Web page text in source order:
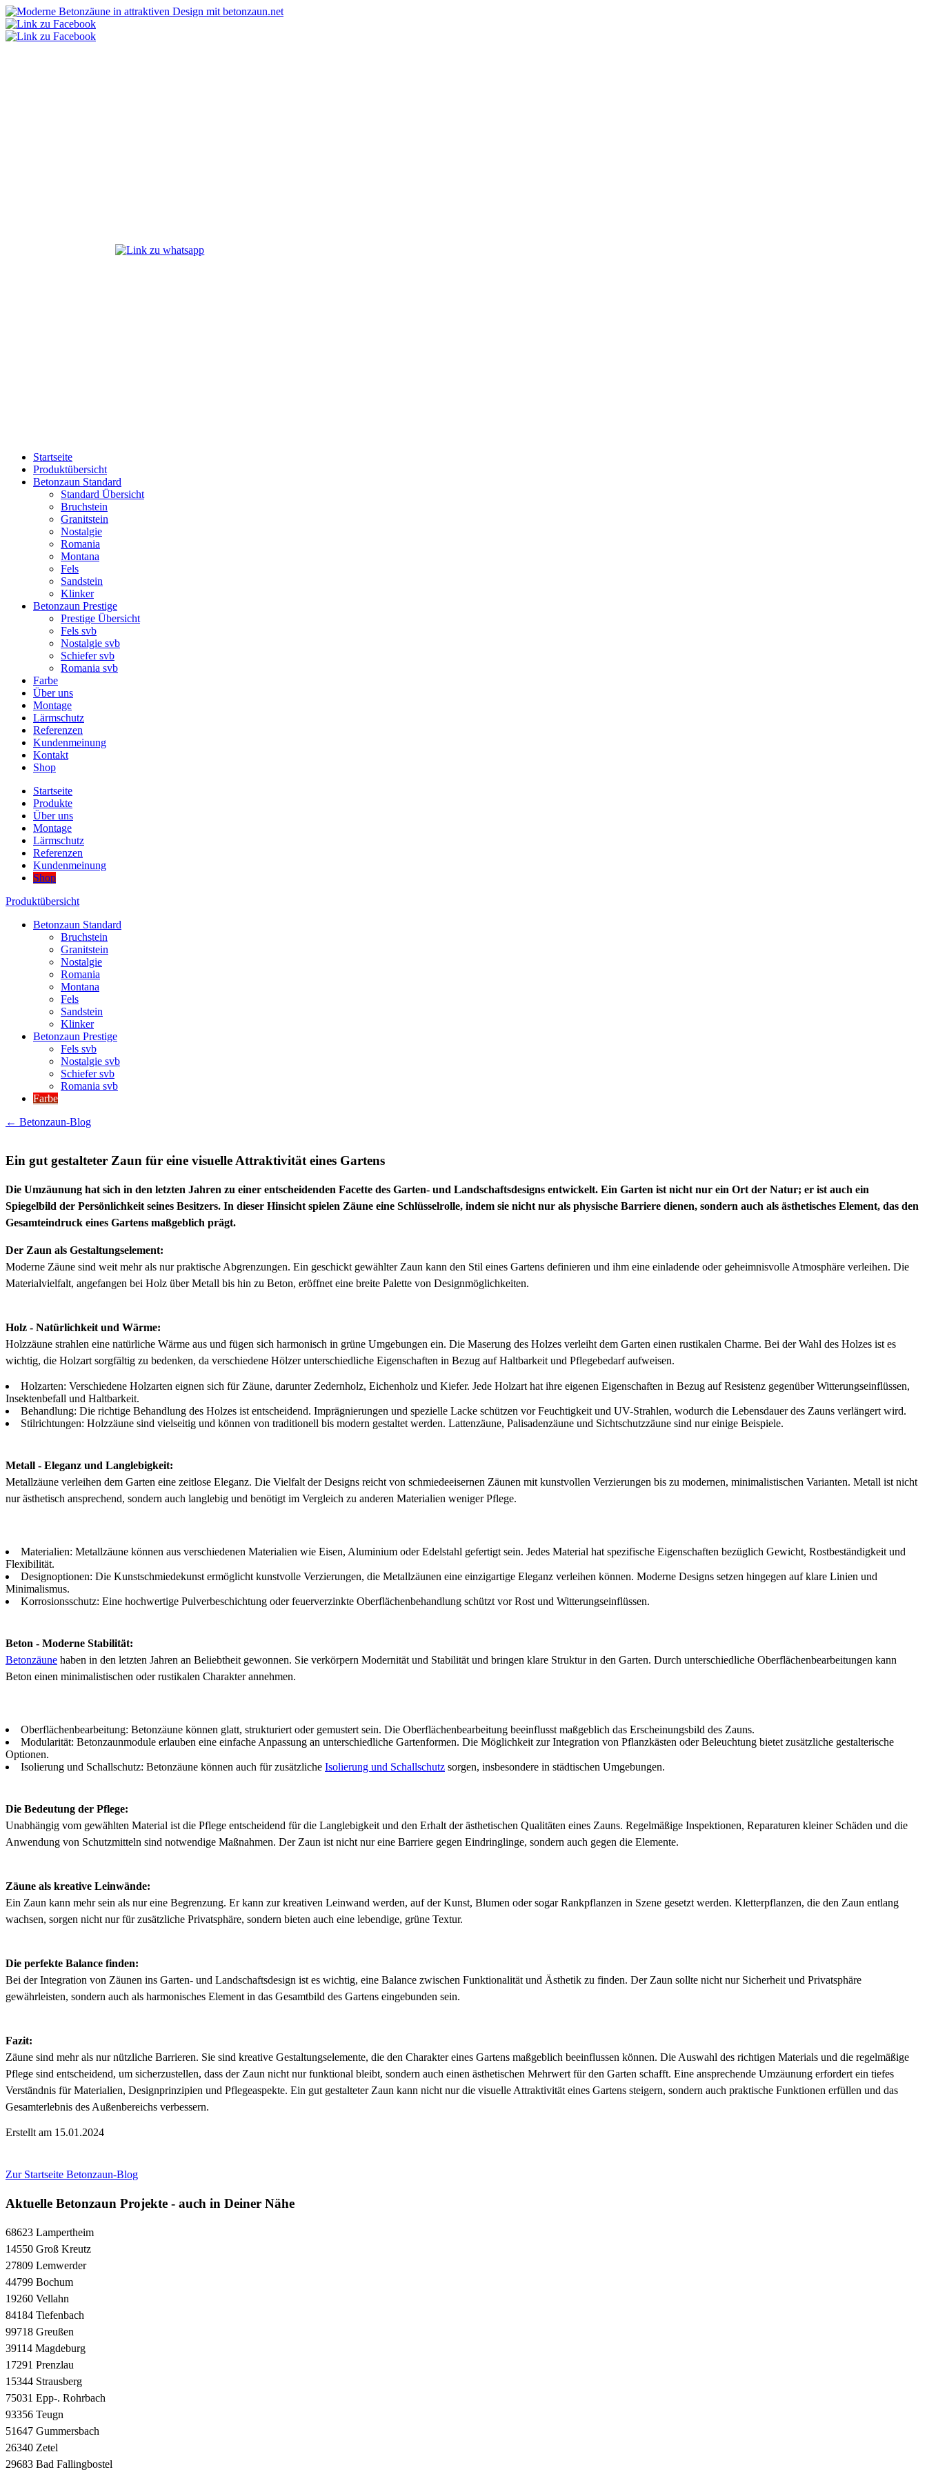
Startseite
Produktübersicht
Betonzaun Standard
Standard Übersicht
Bruchstein
Granitstein
Nostalgie
Romania
Montana
Fels
Sandstein
Klinker
Betonzaun Prestige
Prestige Übersicht
Fels svb
Nostalgie svb
Schiefer svb
Romania svb
Farbe
Über uns
Montage
Lärmschutz
Referenzen
Kundenmeinung
Kontakt
Shop
Startseite
Produkte
Über uns
Montage
Lärmschutz
Referenzen
Kundenmeinung
Shop
Produktübersicht
Betonzaun Standard
Bruchstein
Granitstein
Nostalgie
Romania
Montana
Fels
Sandstein
Klinker
Betonzaun Prestige
Fels svb
Nostalgie svb
Schiefer svb
Romania svb
Farbe
← Betonzaun-Blog
Ein gut gestalteter Zaun für eine visuelle Attraktivität eines Gartens
Die Umzäunung hat sich in den letzten Jahren zu einer entscheidenden Facette des Garten- und Landschaftsdesigns entwickelt. Ein Garten ist nicht nur ein Ort der Natur; er ist auch ein
Spiegelbild der Persönlichkeit seines Besitzers. In dieser Hinsicht spielen Zäune eine Schlüsselrolle, indem sie nicht nur als physische Barriere dienen, sondern auch als ästhetisches Element, das den
Gesamteindruck eines Gartens maßgeblich prägt.
Der Zaun als Gestaltungselement:
Moderne Zäune sind weit mehr als nur praktische Abgrenzungen. Ein geschickt gewählter Zaun kann den Stil eines Gartens definieren und ihm eine einladende oder geheimnisvolle Atmosphäre verleihen. Die
Materialvielfalt, angefangen bei Holz über Metall bis hin zu Beton, eröffnet eine breite Palette von Designmöglichkeiten.
Holz - Natürlichkeit und Wärme:
Holzzäune strahlen eine natürliche Wärme aus und fügen sich harmonisch in grüne Umgebungen ein. Die Maserung des Holzes verleiht dem Garten einen rustikalen Charme. Bei der Wahl des Holzes ist es
wichtig, die Holzart sorgfältig zu bedenken, da verschiedene Hölzer unterschiedliche Eigenschaften in Bezug auf Haltbarkeit und Pflegebedarf aufweisen.
Holzarten: Verschiedene Holzarten eignen sich für Zäune, darunter Zedernholz, Eichenholz und Kiefer. Jede Holzart hat ihre eigenen Eigenschaften in Bezug auf Resistenz gegenüber Witterungseinflüssen,
Insektenbefall und Haltbarkeit.
Behandlung: Die richtige Behandlung des Holzes ist entscheidend. Imprägnierungen und spezielle Lacke schützen vor Feuchtigkeit und UV-Strahlen, wodurch die Lebensdauer des Zauns verlängert wird.
Stilrichtungen: Holzzäune sind vielseitig und können von traditionell bis modern gestaltet werden. Lattenzäune, Palisadenzäune und Sichtschutzzäune sind nur einige Beispiele.
Metall - Eleganz und Langlebigkeit:
Metallzäune verleihen dem Garten eine zeitlose Eleganz. Die Vielfalt der Designs reicht von schmiedeeisernen Zäunen mit kunstvollen Verzierungen bis zu modernen, minimalistischen Varianten. Metall ist nicht
nur ästhetisch ansprechend, sondern auch langlebig und benötigt im Vergleich zu anderen Materialien weniger Pflege.
Materialien: Metallzäune können aus verschiedenen Materialien wie Eisen, Aluminium oder Edelstahl gefertigt sein. Jedes Material hat spezifische Eigenschaften bezüglich Gewicht, Rostbeständigkeit und
Flexibilität.
Designoptionen: Die Kunstschmiedekunst ermöglicht kunstvolle Verzierungen, die Metallzäunen eine einzigartige Eleganz verleihen können. Moderne Designs setzen hingegen auf klare Linien und
Minimalismus.
Korrosionsschutz: Eine hochwertige Pulverbeschichtung oder feuerverzinkte Oberflächenbehandlung schützt vor Rost und Witterungseinflüssen.
Beton - Moderne Stabilität:
Betonzäune haben in den letzten Jahren an Beliebtheit gewonnen. Sie verkörpern Modernität und Stabilität und bringen klare Struktur in den Garten. Durch unterschiedliche Oberflächenbearbeitungen kann
Beton einen minimalistischen oder rustikalen Charakter annehmen.
Oberflächenbearbeitung: Betonzäune können glatt, strukturiert oder gemustert sein. Die Oberflächenbearbeitung beeinflusst maßgeblich das Erscheinungsbild des Zauns.
Modularität: Betonzaunmodule erlauben eine einfache Anpassung an unterschiedliche Gartenformen. Die Möglichkeit zur Integration von Pflanzkästen oder Beleuchtung bietet zusätzliche gestalterische
Optionen.
Isolierung und Schallschutz: Betonzäune können auch für zusätzliche Isolierung und Schallschutz sorgen, insbesondere in städtischen Umgebungen.
Die Bedeutung der Pflege:
Unabhängig vom gewählten Material ist die Pflege entscheidend für die Langlebigkeit und den Erhalt der ästhetischen Qualitäten eines Zauns. Regelmäßige Inspektionen, Reparaturen kleiner Schäden und die
Anwendung von Schutzmitteln sind notwendige Maßnahmen. Der Zaun ist nicht nur eine Barriere gegen Eindringlinge, sondern auch gegen die Elemente.
Zäune als kreative Leinwände:
Ein Zaun kann mehr sein als nur eine Begrenzung. Er kann zur kreativen Leinwand werden, auf der Kunst, Blumen oder sogar Rankpflanzen in Szene gesetzt werden. Kletterpflanzen, die den Zaun entlang
wachsen, sorgen nicht nur für zusätzliche Privatsphäre, sondern bieten auch eine lebendige, grüne Textur.
Die perfekte Balance finden:
Bei der Integration von Zäunen ins Garten- und Landschaftsdesign ist es wichtig, eine Balance zwischen Funktionalität und Ästhetik zu finden. Der Zaun sollte nicht nur Sicherheit und Privatsphäre
gewährleisten, sondern auch als harmonisches Element in das Gesamtbild des Gartens eingebunden sein.
Fazit:
Zäune sind mehr als nur nützliche Barrieren. Sie sind kreative Gestaltungselemente, die den Charakter eines Gartens maßgeblich beeinflussen können. Die Auswahl des richtigen Materials und die regelmäßige
Pflege sind entscheidend, um sicherzustellen, dass der Zaun nicht nur funktional bleibt, sondern auch einen ästhetischen Mehrwert für den Garten schafft. Eine ansprechende Umzäunung erfordert ein tiefes
Verständnis für Materialien, Designprinzipien und Pflegeaspekte. Ein gut gestalteter Zaun kann nicht nur die visuelle Attraktivität eines Gartens steigern, sondern auch praktische Funktionen erfüllen und das
Gesamterlebnis des Außenbereichs verbessern.
Erstellt am 15.01.2024
Zur Startseite Betonzaun-Blog
Aktuelle Betonzaun Projekte - auch in Deiner Nähe
68623 Lampertheim
14550 Groß Kreutz
27809 Lemwerder
44799 Bochum
19260 Vellahn
84184 Tiefenbach
99718 Greußen
39114 Magdeburg
17291 Prenzlau
15344 Strausberg
75031 Epp-. Rohrbach
93356 Teugn
51647 Gummersbach
26340 Zetel
29683 Bad Fallingbostel